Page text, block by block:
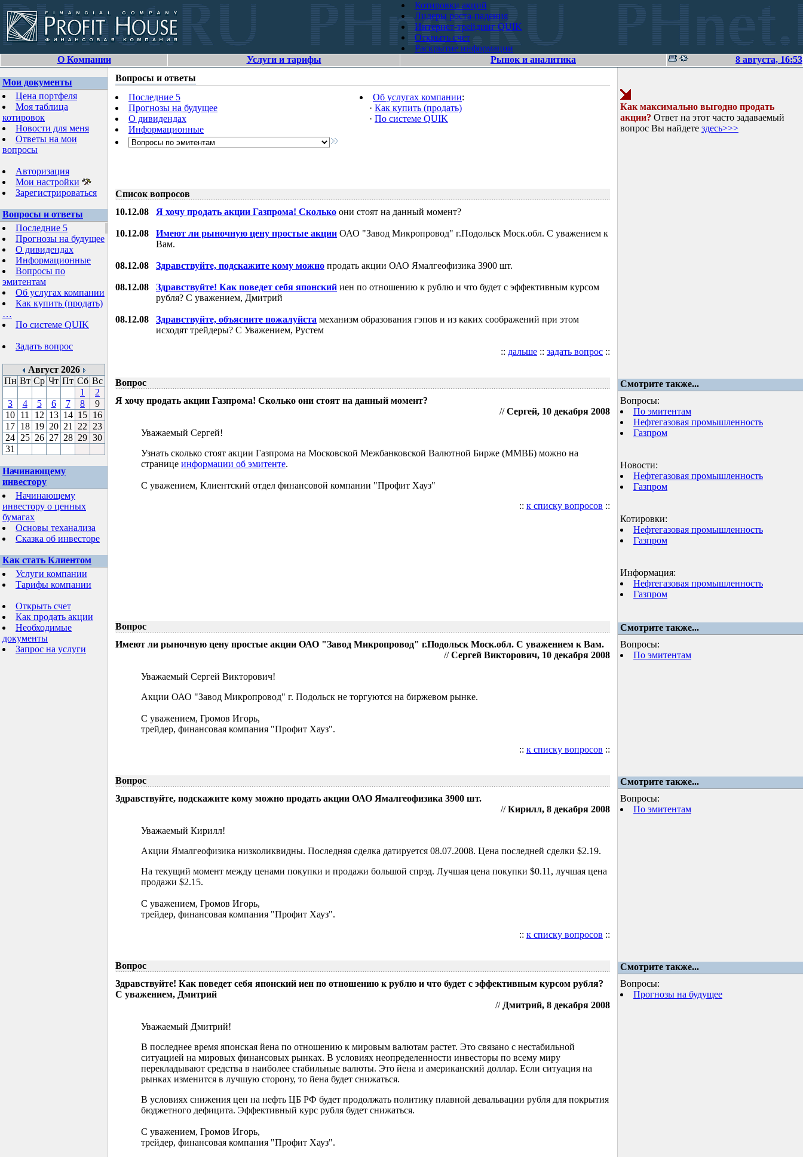
Котировки акций
Лидеры роста-падения
Интернет-трейдинг QUIK
Открыть счет
Раскрытие информации
О Компании
Услуги и тарифы Рынок и аналитика 8 августа, 16:53
Мои документы
Цена портфеля
Моя таблица
котировок
Новости для меня
Ответы на мои
вопросы
Авторизация
Мои настройки
Зарегистрироваться
Вопросы и ответы
Последние 5
Прогнозы на будущее
О дивидендах
Информационные
Вопросы по
эмитентам
Об услугах компании
Как купить (продать)
…
По системе QUIK
Задать вопрос
Август 2026
Пн Вт Ср Чт Пт Сб Вс
1
2
3
4 5 6 7 8
9
10 11 12 13 14 15 16
17 18 19 20 21 22
23
24 25 26 27 28 29 30
31
Начинающему
инвестору
Начинающему
инвестору о ценных
бумагах
Основы теханализа
Сказка об инвесторе
Как стать Клиентом
Услуги компании
Тарифы компании
Открыть счет
Как продать акции
Необходимые
документы
Запрос на услуги
Вопросы и ответы
Последние 5
Прогнозы на будущее
О дивидендах
Информационные
Об услугах компании:
· Как купить (продать)
· По системе QUIK
Список вопросов
10.12.08 Я хочу продать акции Газпрома! Сколько они стоят на данный момент?
10.12.08 Имеют ли рыночную цену простые акции ОАО "Завод Микропровод" г.Подольск Моск.обл. С уважением к
Вам.
08.12.08 Здравствуйте, подскажите кому можно продать акции ОАО Ямалгеофизика 3900 шт.
08.12.08 Здравствуйте! Как поведет себя японский иен по отношению к рублю и что будет с эффективным курсом
рубля? С уважением, Дмитрий
08.12.08 Здравствуйте, объясните пожалуйста механизм образования гэпов и из каких соображений при этом
исходят трейдеры? С Уважением, Рустем
:: дальше :: задать вопрос ::
Как максимально выгодно продать
акции? Ответ на этот часто задаваемый
вопрос Вы найдете здесь>>>
Вопрос
Смотрите также...
Я хочу продать акции Газпрома! Сколько они стоят на данный момент?
//Сергей, 10 декабря 2008
Уважаемый Сергей!
Узнать сколько стоят акции Газпрома на Московской Межбанковской Валютной Бирже (ММВБ) можно на
странице информации об эмитенте.
С уважением, Клиентский отдел финансовой компании "Профит Хауз"
:: к списку вопросов ::
Вопросы:
По эмитентам
Нефтегазовая промышленность
Газпром
Новости:
Нефтегазовая промышленность
Газпром
Котировки:
Нефтегазовая промышленность
Газпром
Информация:
Нефтегазовая промышленность
Газпром
Вопрос
Смотрите также...
Имеют ли рыночную цену простые акции ОАО "Завод Микропровод" г.Подольск Моск.обл. С уважением к Вам.
//Сергей Викторович, 10 декабря 2008
Уважаемый Сергей Викторович!
Акции ОАО "Завод Микропровод" г. Подольск не торгуются на биржевом рынке.
С уважением, Громов Игорь,
трейдер, финансовая компания "Профит Хауз".
:: к списку вопросов ::
Вопросы:
По эмитентам
Вопрос
Смотрите также...
Здравствуйте, подскажите кому можно продать акции ОАО Ямалгеофизика 3900 шт.
//Кирилл, 8 декабря 2008
Уважаемый Кирилл!
Акции Ямалгеофизика низколиквидны. Последняя сделка датируется 08.07.2008. Цена последней сделки $2.19.
На текущий момент между ценами покупки и продажи большой спрэд. Лучшая цена покупки $0.11, лучшая цена
продажи $2.15.
С уважением, Громов Игорь,
трейдер, финансовая компания "Профит Хауз".
:: к списку вопросов ::
Вопросы:
По эмитентам
Вопрос
Смотрите также...
Здравствуйте! Как поведет себя японский иен по отношению к рублю и что будет с эффективным курсом рубля?
С уважением, Дмитрий
// Дмитрий, 8 декабря 2008
Уважаемый Дмитрий!
В последнее время японская йена по отношению к мировым валютам растет. Это связано с нестабильной
ситуацией на мировых финансовых рынках. В условиях неопределенности инвесторы по всему миру
перекладывают средства в наиболее стабильные валюты. Это йена и американский доллар. Если ситуация на
рынках изменится в лучшую сторону, то йена будет снижаться.
В условиях снижения цен на нефть ЦБ РФ будет продолжать политику плавной девальвации рубля для покрытия
бюджетного дефицита. Эффективный курс рубля будет снижаться.
С уважением, Громов Игорь,
трейдер, финансовая компания "Профит Хауз".
Вопросы:
Прогнозы на будущее